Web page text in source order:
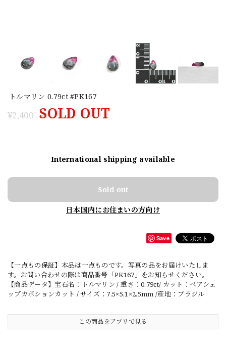
トルマリン 0.79ct #PK167
¥2,400 SOLD OUT
International shipping available
Sold out
日本国内にお住まいの方向け
Save
【一点もの保証】本品は一点ものです。写真の品をお届けいたしま
す。お問い合わせの際は商品番号「PK167」をお知らせください。
【商品データ】宝石名：トルマリン / 重さ：0.79ct/ カット：ペアシェ
ップカボションカット / サイズ：7.5×5.1×2.5mm /産地：ブラジル
この商品をアプリで見る